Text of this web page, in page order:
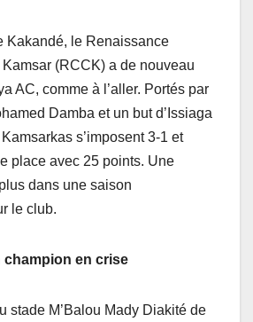
Kakandé, le Renaissance
(RCCK) a de nouveau
AC, comme à l’aller. Portés par
Damba et un but d’Issiaga
s’imposent 3-1 et
place avec 25 points. Une
dans une saison
le club.
champion en crise
stade M’Balou Mady Diakité de